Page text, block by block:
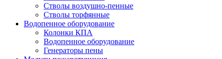
Стволы воздушно-пенные
Стволы торфянные
Водопенное оборудование
Колонки КПА
Водопенное оборудование
Генераторы пены